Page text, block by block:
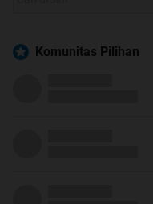
Komunitas Pilihan